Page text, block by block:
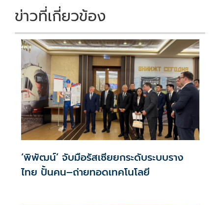
k k
ข่าวที่เกี่ยวข้อง
‘พิพัฒน์’ จับมือรัสเซียยกระดับระบบราง
ไทย ปั้นคน–ถ่ายทอดเทคโนโลยี